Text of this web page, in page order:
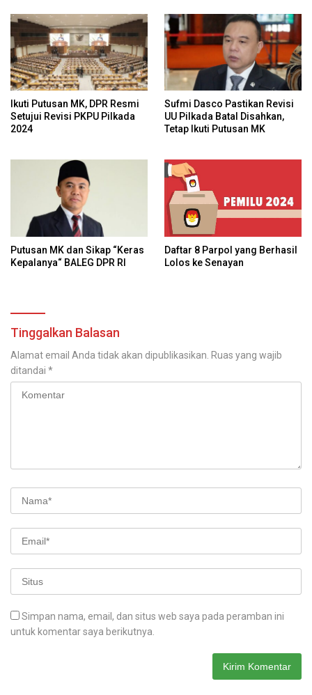
Ikuti Putusan MK, DPR Resmi
Setujui Revisi PKPU Pilkada
2024
Sufmi Dasco Pastikan Revisi
UU Pilkada Batal Disahkan,
Tetap Ikuti Putusan MK
Putusan MK dan Sikap “Keras
Kepalanya“ BALEG DPR RI
Daftar 8 Parpol yang Berhasil
Lolos ke Senayan
Tinggalkan Balasan
Alamat email Anda tidak akan dipublikasikan. Ruas yang wajib
ditandai *
Simpan nama, email, dan situs web saya pada peramban ini
untuk komentar saya berikutnya.